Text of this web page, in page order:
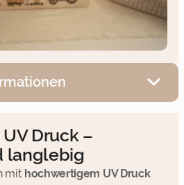
Druck –
langlebig
mit hochwertigem UV Druck